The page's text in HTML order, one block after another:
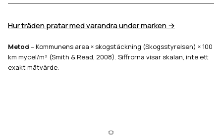
Hur träden pratar med varandra under marken →
Metod – Kommunens area × skogstäckning (Skogsstyrelsen) × 100
km mycel/m² (Smith & Read, 2008). Siffrorna visar skalan, inte ett
exakt mätvärde.